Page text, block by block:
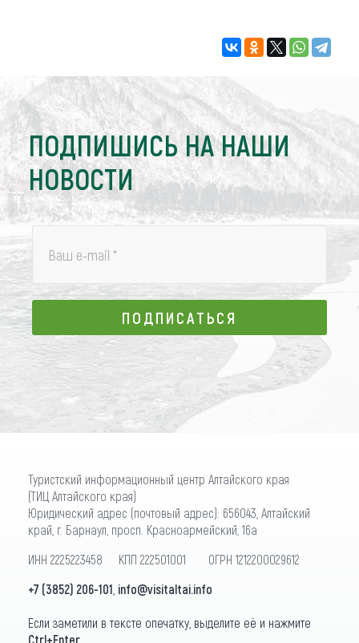
ПОДПИШИСЬ НА НАШИ
НОВОСТИ
Ваш e-mail *
ПОДПИСАТЬСЯ
ПОДПИСАТЬСЯ
Туристский информационный центр Алтайского края
(ТИЦ Алтайского края)
Юридический адрес (почтовый адрес): 656043, Алтайский
край, г. Барнаул, просп. Красноармейский, 16а
ИНН 2225223458 КПП 222501001 ОГРН 1212200029612
+7 (3852) 206-101 info@visitaltai.info
Если заметили в тексте опечатку, выделите её и нажмите
Ctrl+Enter